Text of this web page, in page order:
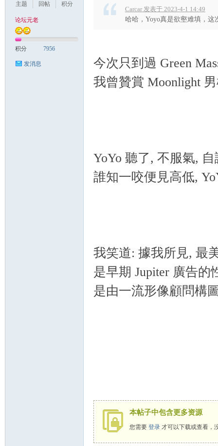
主题
回帖
积分
论坛元老
积分 7956
发消息
Carcar 发表于 2023-4-1 14:49
哈哈，Yoyo真是欲壑难填，
今次只到過 Green
我曾贊賞 Moonlight
YoYo 聽了, 不服氣,
誰知一咬便見高低,
我笑道: 據我所見, 最
是早期 Jupiter 廣告的
是由一流形像顧問構
本帖子中包含更多资源
您需要 登录才可以下载或查看，